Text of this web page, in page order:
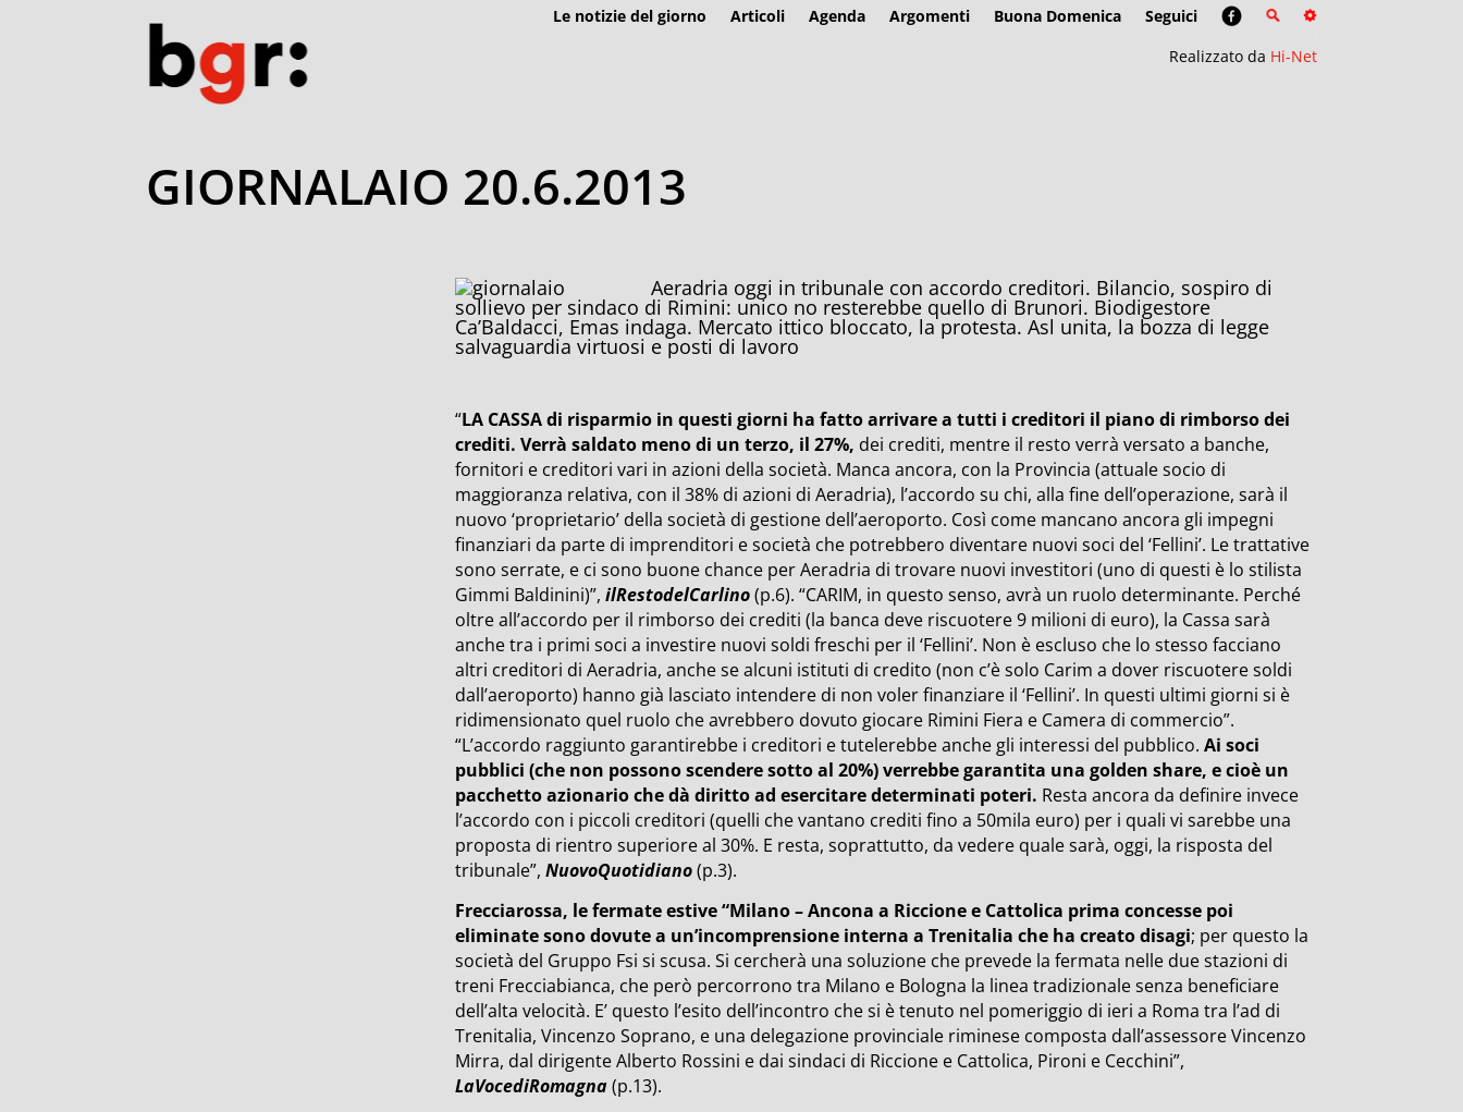
Le notizie del giorno Articoli Agenda Argomenti Buona Domenica
Seguici
Realizzato da Hi-Net
GIORNALAIO 20.6.2013
Aeradria oggi in tribunale con accordo creditori. Bilancio, sospiro di
sollievo per sindaco di Rimini: unico no resterebbe quello di Brunori. Biodigestore
Ca’Baldacci, Emas indaga. Mercato ittico bloccato, la protesta. Asl unita, la bozza di legge
salvaguardia virtuosi e posti di lavoro
“LA CASSA di risparmio in questi giorni ha fatto arrivare a tutti i creditori il piano di rimborso dei
crediti. Verrà saldato meno di un terzo, il 27%, dei crediti, mentre il resto verrà versato a banche,
fornitori e creditori vari in azioni della società. Manca ancora, con la Provincia (attuale socio di
maggioranza relativa, con il 38% di azioni di Aeradria), l’accordo su chi, alla fine dell’operazione, sarà il
nuovo ‘proprietario’ della società di gestione dell’aeroporto. Così come mancano ancora gli impegni
finanziari da parte di imprenditori e società che potrebbero diventare nuovi soci del ‘Fellini’. Le trattative
sono serrate, e ci sono buone chance per Aeradria di trovare nuovi investitori (uno di questi è lo stilista
Gimmi Baldinini)”, ilRestodelCarlino(p.6). “CARIM, in questo senso, avrà un ruolo determinante. Perché
oltre all’accordo per il rimborso dei crediti (la banca deve riscuotere 9 milioni di euro), la Cassa sarà
anche tra i primi soci a investire nuovi soldi freschi per il ‘Fellini’. Non è escluso che lo stesso facciano
altri creditori di Aeradria, anche se alcuni istituti di credito (non c’è solo Carim a dover riscuotere soldi
dall’aeroporto) hanno già lasciato intendere di non voler finanziare il ‘Fellini’. In questi ultimi giorni si è
ridimensionato quel ruolo che avrebbero dovuto giocare Rimini Fiera e Camera di commercio”.
“L’accordo raggiunto garantirebbe i creditori e tutelerebbe anche gli interessi del pubblico. Ai soci
pubblici (che non possono scendere sotto al 20%) verrebbe garantita una golden share, e cioè un
pacchetto azionario che dà diritto ad esercitare determinati poteri. Resta ancora da definire invece
l’accordo con i piccoli creditori (quelli che vantano crediti fino a 50mila euro) per i quali vi sarebbe una
proposta di rientro superiore al 30%. E resta, soprattutto, da vedere quale sarà, oggi, la risposta del
tribunale”, NuovoQuotidiano(p.3).
Frecciarossa, le fermate estive “Milano – Ancona a Riccione e Cattolica prima concesse poi
eliminate sono dovute a un’incomprensione interna a Trenitalia che ha creato disagi; per questo la
società del Gruppo Fsi si scusa. Si cercherà una soluzione che prevede la fermata nelle due stazioni di
treni Frecciabianca, che però percorrono tra Milano e Bologna la linea tradizionale senza beneficiare
dell’alta velocità. E’ questo l’esito dell’incontro che si è tenuto nel pomeriggio di ieri a Roma tra l’ad di
Trenitalia, Vincenzo Soprano, e una delegazione provinciale riminese composta dall’assessore Vincenzo
Mirra, dal dirigente Alberto Rossini e dai sindaci di Riccione e Cattolica, Pironi e Cecchini”,
LaVocediRomagna(p.13).